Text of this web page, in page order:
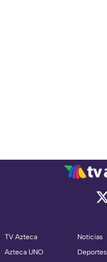
TV Azteca
Azteca UNO
Noticias
Deportes